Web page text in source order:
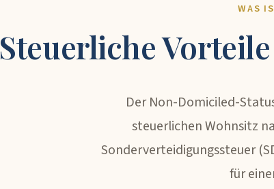
WAS
Steuerliche
Der Non-Domiciled-
steuerlichen Wohnsitz
Sonderverteidigungssteuer
für